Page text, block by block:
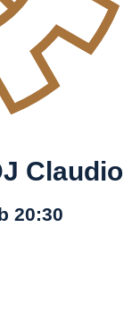
Claudio
20:30